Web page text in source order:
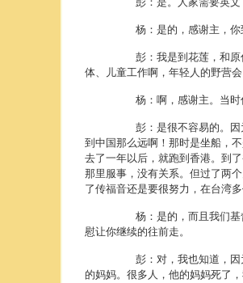
杨：是的，感谢主，你到台
彭：我是到花莲，和原住民
体、儿童工作啊，年轻人的野营
杨：啊，感谢主。当时你还
彭：是很不容易的。因为家
到中国那么远啊！那时是坐船，
去了一年以后，就跑到香港。到
那里服事，没有关系。但过了两
了传福音还是要很努力，在台湾
杨：是的，而且我们基督徒
慰让你继续的往前走。
彭：对，我也知道，因为我
的妈妈。很多人，他的妈妈死了